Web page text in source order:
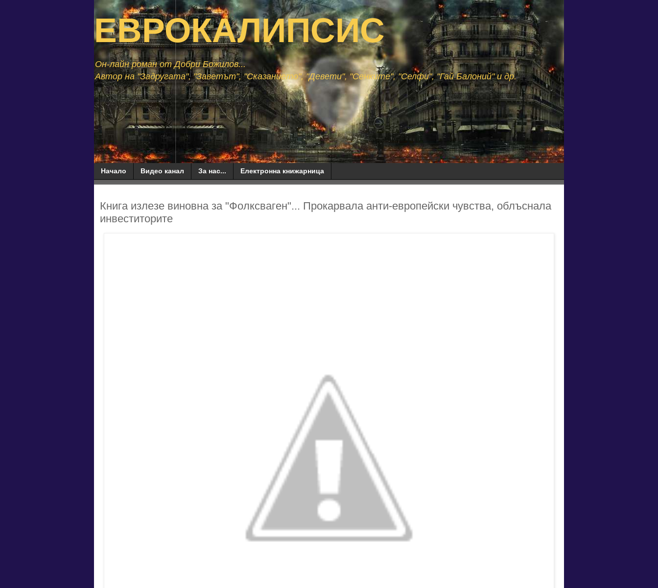
ЕВРОКАЛИПСИС
Он-лайн роман от Добри Божилов...
Автор на "Задругата", "Заветът", "Сказанието", "Девети", "Сенките", "Селфи", "Гай Балоний" и др.
Начало Видео канал За нас... Електронна книжарница
Книга излезе виновна за "Фолксваген"... Прокарвала анти-европейски чувства, облъснала
инвеститорите